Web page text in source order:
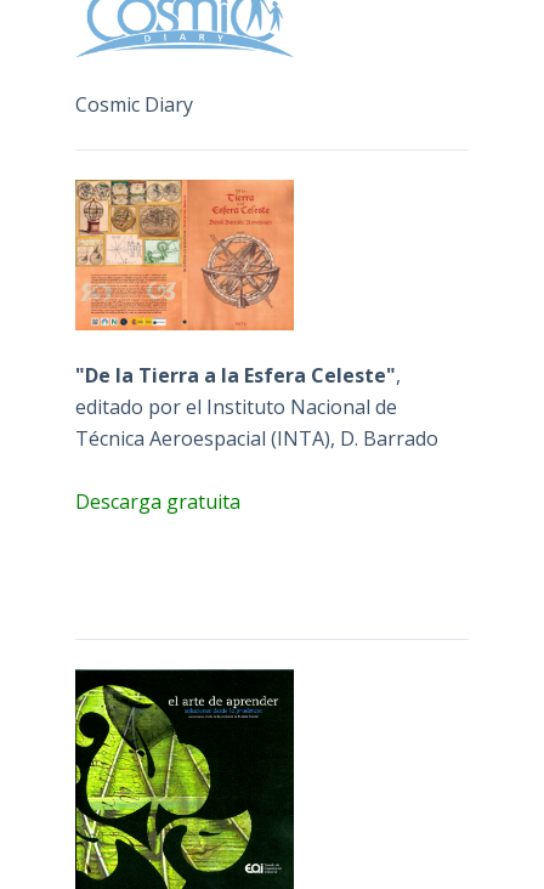
Cosmic Diary
"De la Tierra a la Esfera Celeste",
editado por el Instituto Nacional de
Técnica Aeroespacial (INTA), D. Barrado
Descarga gratuita